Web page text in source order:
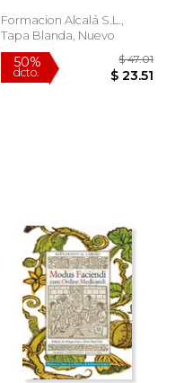
Formacion Alcalá S.L.,
Tapa Blanda, Nuevo